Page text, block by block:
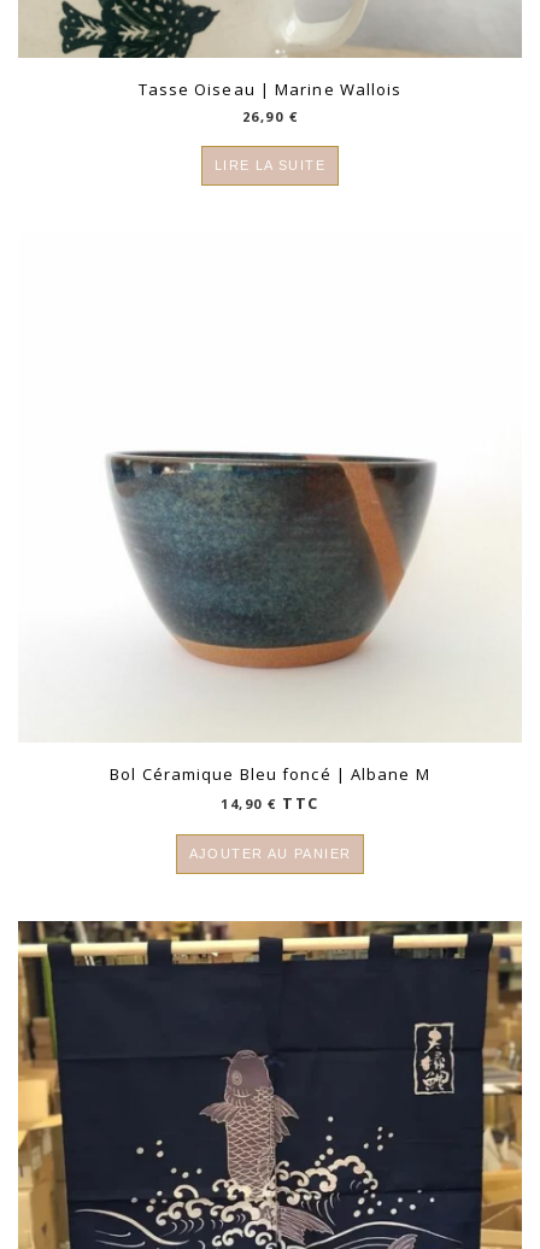
Tasse Oiseau | Marine Wallois
26,90 €
LIRE LA SUITE
Bol Céramique Bleu foncé | Albane M
14,90€ TTC
AJOUTER AU PANIER